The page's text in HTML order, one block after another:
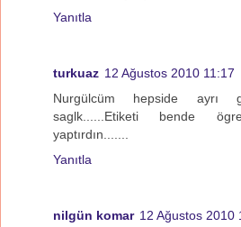
Yanıtla
turkuaz 12 Ağustos 2010 11:17
Nurgülcüm hepside ayrı
saglk......Etiketi bende
yaptırdın.......
Yanıtla
nilgün komar 12 Ağustos 2010